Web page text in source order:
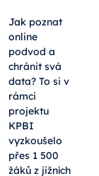
Jak poznat
online
podvod a
chránit svá
data? To si v
rámci
projektu
KPBI
vyzkoušelo
přes 1 500
žáků z jižních